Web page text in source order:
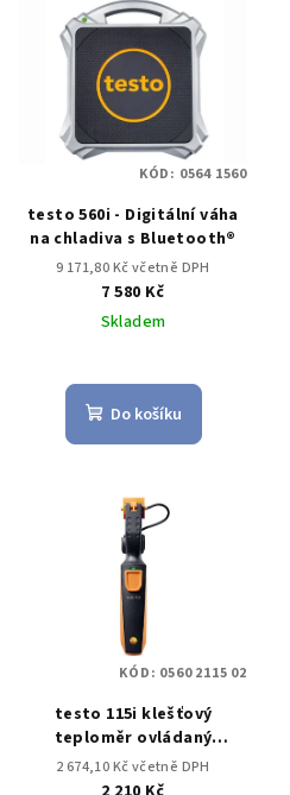
testo 560i - Digitální váha
na chladiva s Bluetooth®
9 171,80 Kč včetně DPH
7 580 Kč
Skladem
Do košíku
KÓD: 0564 1560
testo 115i klešťový
teploměr ovládaný
chytrým telefonem
2 674,10 Kč včetně DPH
KÓD: 0560 2115 02